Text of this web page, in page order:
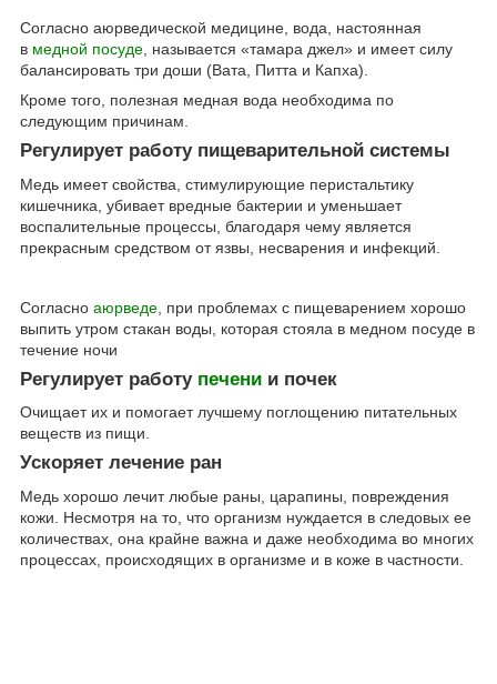
Согласно аюрведической медицине, вода, настоянная
в медной посуде , называется «тамара джел» и имеет силу
балансировать три доши (Вата, Питта и Капха).
Кроме того, полезная медная вода необходима по
следующим причинам.
Регулирует работу пищеварительной системы
Медь имеет свойства, стимулирующие перистальтику
кишечника, убивает вредные бактерии и уменьшает
воспалительные процессы, благодаря чему является
прекрасным средством от язвы, несварения и инфекций.
Согласно аюрведе , при проблемах с пищеварением хорошо
выпить утром стакан воды, которая стояла в медном посуде в
течение ночи
Регулирует работу печени и почек
Очищает их и помогает лучшему поглощению питательных
веществ из пищи.
Ускоряет лечение ран
Медь хорошо лечит любые раны, царапины, повреждения
кожи. Несмотря на то, что организм нуждается в следовых ее
количествах, она крайне важна и даже необходима во многих
процессах, происходящих в организме и в коже в частности.